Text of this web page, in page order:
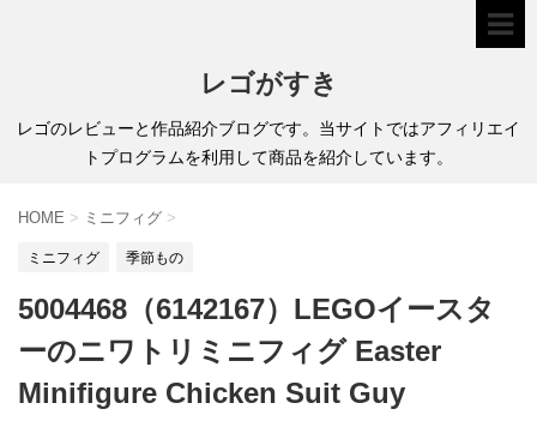
レゴがすき
レゴのレビューと作品紹介ブログです。当サイトではアフィリエイ
トプログラムを利用して商品を紹介しています。
HOME > ミニフィグ >
ミニフィグ 季節もの
5004468（6142167）LEGOイースタ
ーのニワトリミニフィグ Easter
Minifigure Chicken Suit Guy